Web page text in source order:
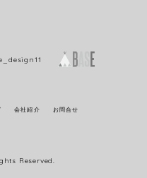
会社紹介 お問合せ
Reserved.